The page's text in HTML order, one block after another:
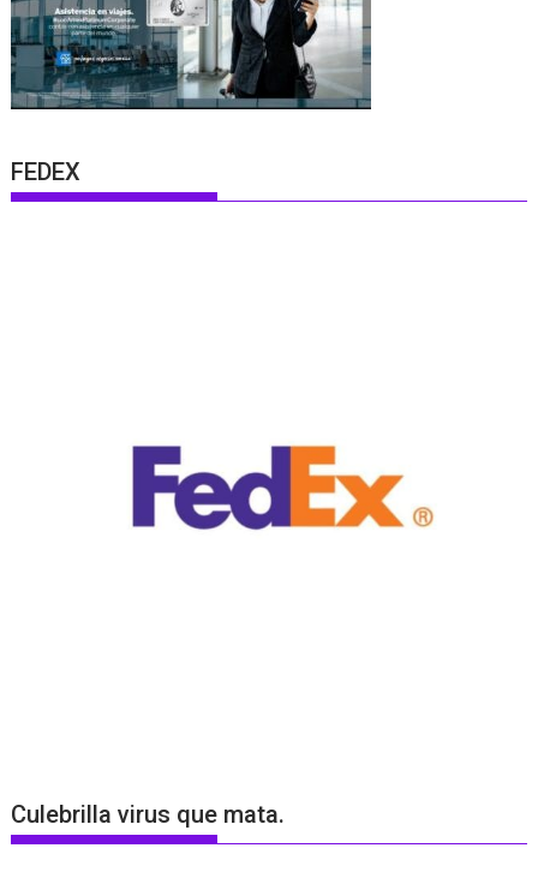
FEDEX
Culebrilla virus que mata.